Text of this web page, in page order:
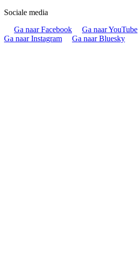
Sociale media
Ga naar Facebook
Ga naar YouTube
Ga naar Instagram
Ga naar Bluesky